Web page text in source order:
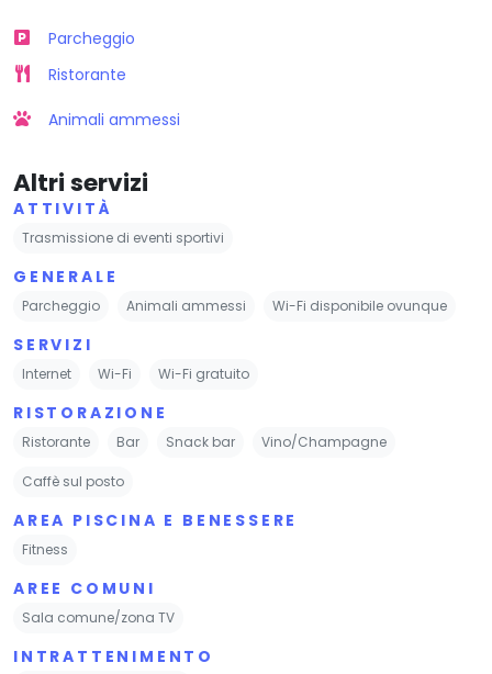
Parcheggio
Ristorante
Animali ammessi
Altri servizi
ATTIVITÀ
Trasmissione di eventi sportivi
GENERALE
Parcheggio Animali ammessi Wi-Fi disponibile ovunque
SERVIZI
Internet Wi-Fi Wi-Fi gratuito
RISTORAZIONE
Ristorante Bar Snack bar Vino/Champagne
Caffè sul posto
AREA PISCINA E BENESSERE
Fitness
AREE COMUNI
Sala comune/zona TV
INTRATTENIMENTO